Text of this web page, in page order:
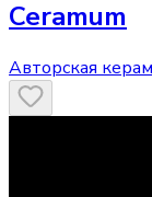
Ceramum
Авторская